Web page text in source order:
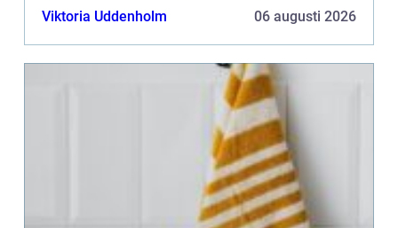
att lagret är för litet och du får plats att köra med
Viktoria Uddenholm 06 augusti 2026